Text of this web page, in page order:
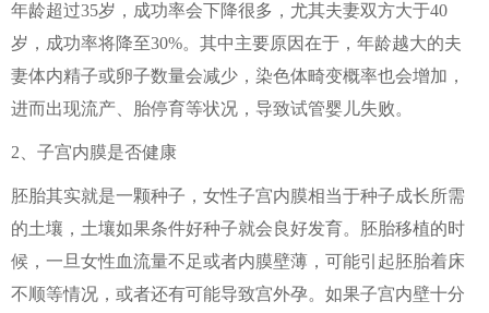
年龄超过35岁，成功率会下降很多，尤其夫妻双方大于40
岁，成功率将降至30%。其中主要原因在于，年龄越大的夫
妻体内精子或卵子数量会减少，染色体畸变概率也会增加，
进而出现流产、胎停育等状况，导致试管婴儿失败。
2、子宫内膜是否健康
胚胎其实就是一颗种子，女性子宫内膜相当于种子成长所需
的土壤，土壤如果条件好种子就会良好发育。胚胎移植的时
候，一旦女性血流量不足或者内膜壁薄，可能引起胚胎着床
不顺等情况，或者还有可能导致宫外孕。如果子宫内壁十分